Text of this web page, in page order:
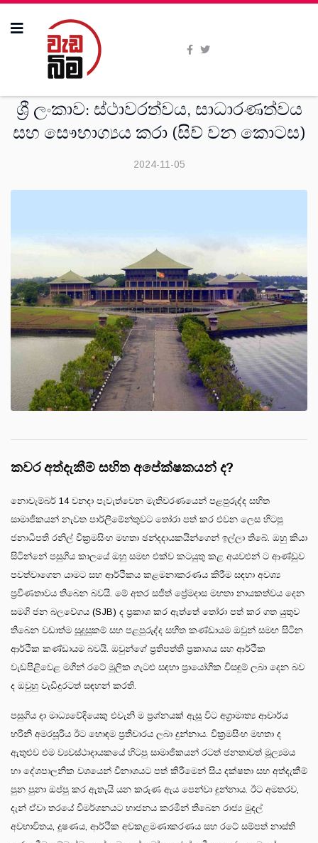
ශ්‍රී ලංකාව: ස්ථාවරත්වය, සාධාරණත්වය
සහ සෞභාග්‍යය කරා (සිව් වන කොටස)
2024-11-05
කවර අත්දැකීම් සහිත අපේක්ෂකයන් ද?
නොවැම්බර් 14 වනදා පැවැත්වෙන මැතිවරණයෙන් පළපුරුද්ද සහිත
සාමාජිකයන් නැවත පාර්ලිමේන්තුවට තෝරා පත් කර එවන ලෙස හිටපු
ජනාධිපති රනිල් වික්‍රමසිංහ මහතා ඡන්දදායකයින්ගෙන් ඉල්ලා තිබේ. ඔහු කියා
සිටින්නේ පසුගිය කාලයේ ඔහු සමඟ එක්ව කටයුතු කළ අයවළුන් ට ආණ්ඩුව
පවත්වාගෙන යාමට සහ ආර්ථිකය කළමනාකරණය කිරීම සඳහා අවශ්‍ය
ප්‍රවීණතාවය තිබෙන බවයි. මේ අතර සජිත් ප්‍රේමදාස මහතා නායකත්වය දෙන
සමගි ජන බලවේගය (SJB) ද ප්‍රකාශ කර ඇත්තේ තෝරා පත් කර ගත යුතුව
තිබෙන වඩාත්ම සුදුසුකම් සහ පළපුරුද්ද සහිත කණ්ඩායම ඔවුන් සමඟ සිටින
ආර්ථික කණ්ඩායම බවයි. ඔවුන්ගේ ප්‍රතිපත්ති ප්‍රකාශය සහ ආර්ථික
වැඩපිළිවෙළ මගින් රටේ මූලික ගැට‍ළු සඳහා ප්‍රායෝගික විසඳුම් ලබා දෙන බව
ද ඔවුහු වැඩිදුරටත් සඳහන් කරති.
පසුගිය දා මාධ්‍යවේදියෙකු එවැනි ම ප්‍රශ්නයක් ඇසූ විට අග්‍රාමාත්‍ය ආචාර්ය
හරිනි අමරසූරිය ඊට හොඳම ප්‍රතිචාරය ලබා දුන්නාය. වික්‍රමසිංහ මහතා ද
ඇතුළුව එම ව්‍යවස්ථාදායකයේ හිටපු සාමාජිකයන් රටත් ජනතාවත් මූල්‍යමය
හා දේශපාලනික වශයෙන් විනාශයට පත් කිරීමෙන් සිය දක්ෂතා සහ අත්දැකීම්
පුන පුනා ඔප්පු කර ඇතැයි යන කරුණ ඇය පෙන්වා දුන්නාය. ඊට අමතරව,
දැන් ඒවා තරයේ විමර්ශනයට භාජනය කරමින් තිබෙන රාජ්‍ය මුදල්
අවභාවිතය, දූෂණය, ආර්ථික අවකළමණාකරණය සහ රටේ සම්පත් නාස්ති